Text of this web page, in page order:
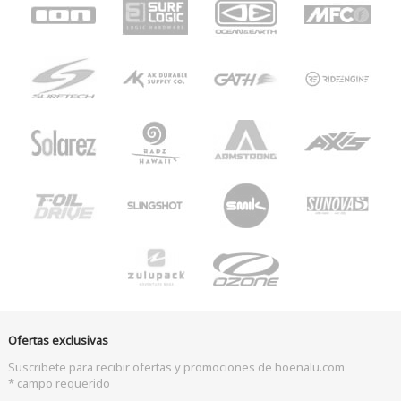
Ofertas exclusivas
Suscribete para recibir ofertas y promociones de hoenalu.com
* campo requerido